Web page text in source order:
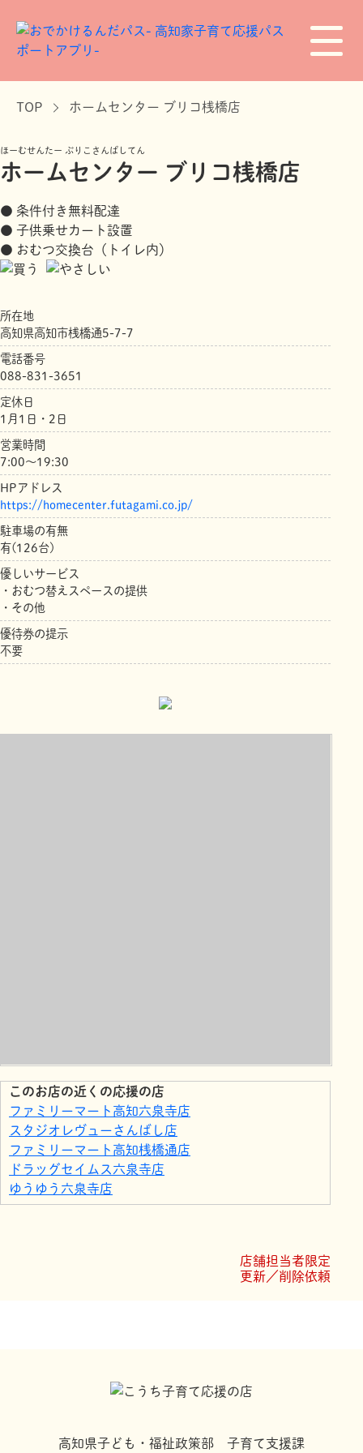
TOP ホームセンター ブリコ桟橋店
ほーむせんたー ぶりこさんばしてん
ホームセンター ブリコ桟橋店
● 条件付き無料配達
● 子供乗せカート設置
● おむつ交換台（トイレ内）
所在地
高知県高知市桟橋通5-7-7
電話番号
088-831-3651
定休日
1月1日・2日
営業時間
7:00〜19:30
HPアドレス
https://homecenter.futagami.co.jp/
駐車場の有無
有(126台)
優しいサービス
・おむつ替えスペースの提供
・その他
優待券の提示
不要
このお店の近くの応援の店
ファミリーマート高知六泉寺店
スタジオレヴューさんばし店
ファミリーマート高知桟橋通店
ドラッグセイムス六泉寺店
ゆうゆう六泉寺店
サニーマート六泉寺店
店舗担当者限定
更新／削除依頼
高知県子ども・福祉政策部 子育て支援課